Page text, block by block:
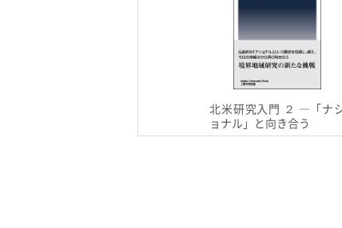
北米研究入門 ２ ―「ナ
ョナル」と向き合う